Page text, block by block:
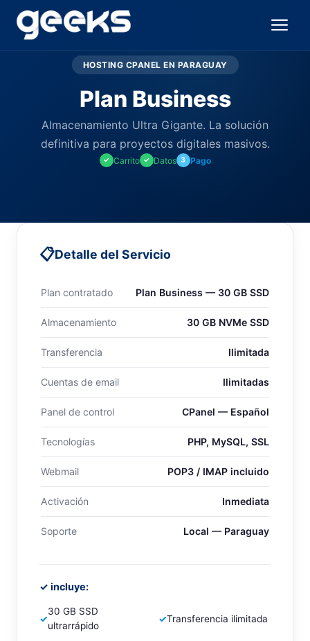
HOSTING CPANEL EN PARAGUAY
Plan Business
Almacenamiento Ultra Gigante. La solución
definitiva para proyectos digitales masivos.
✓ Carrito ✓ Datos 3 Pago
📋Detalle del Servicio
Plan contratado Plan Business — 30 GB SSD
Almacenamiento 30 GB NVMe SSD
Transferencia Ilimitada
Cuentas de email Ilimitadas
Panel de control CPanel — Español
Tecnologías PHP, MySQL, SSL
Webmail POP3 / IMAP incluido
Activación Inmediata
Soporte Local — Paraguay
✓ incluye:
✓
30 GB SSD
ultrarrápido
✓Transferencia ilimitada